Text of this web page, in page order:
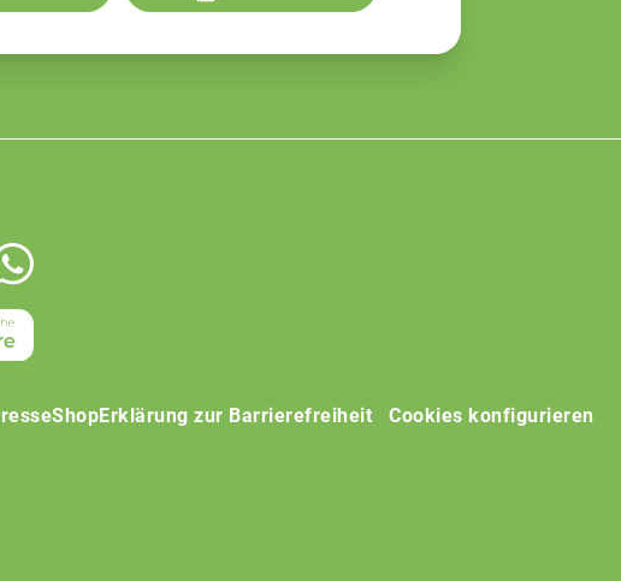
ShopErklärung zur Barrierefreiheit Cookies konfigurieren